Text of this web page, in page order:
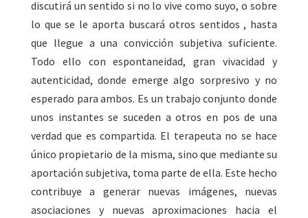
discutirá un sentido si no lo vive como suyo, o sobre
lo que se le aporta buscará otros sentidos , hasta
que llegue a una convicción subjetiva suficiente.
Todo ello con espontaneidad, gran vivacidad y
autenticidad, donde emerge algo sorpresivo y no
esperado para ambos. Es un trabajo conjunto donde
unos instantes se suceden a otros en pos de una
verdad que es compartida. El terapeuta no se hace
único propietario de la misma, sino que mediante su
aportación subjetiva, toma parte de ella. Este hecho
contribuye a generar nuevas imágenes, nuevas
asociaciones y nuevas aproximaciones hacia el